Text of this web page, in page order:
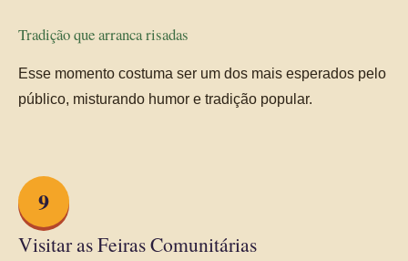
Tradição que arranca risadas
Esse momento costuma ser um dos mais esperados pelo
público, misturando humor e tradição popular.
9
Visitar as Feiras Comunitárias